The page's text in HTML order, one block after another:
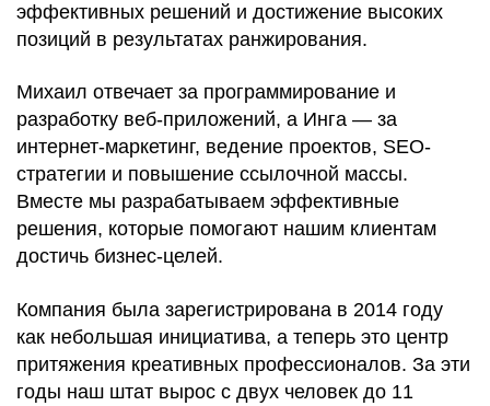
эффективных решений и достижение высоких
позиций в результатах ранжирования.
Михаил отвечает за программирование и
разработку веб-приложений, а Инга — за
интернет-маркетинг, ведение проектов, SEO-
стратегии и повышение ссылочной массы.
Вместе мы разрабатываем эффективные
решения, которые помогают нашим клиентам
достичь бизнес-целей.
Компания была зарегистрирована в 2014 году
как небольшая инициатива, а теперь это центр
притяжения креативных профессионалов. За эти
годы наш штат вырос с двух человек до 11